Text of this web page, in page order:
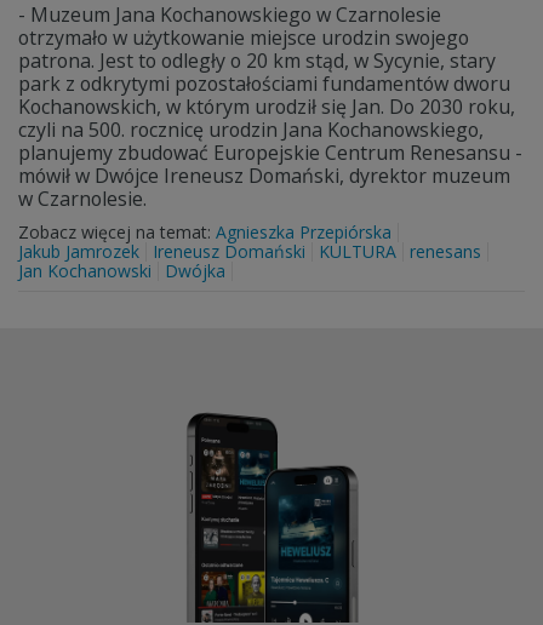
- Muzeum Jana Kochanowskiego w Czarnolesie
otrzymało w użytkowanie miejsce urodzin swojego
patrona. Jest to odległy o 20 km stąd, w Sycynie, stary
park z odkrytymi pozostałościami fundamentów dworu
Kochanowskich, w którym urodził się Jan. Do 2030 roku,
czyli na 500. rocznicę urodzin Jana Kochanowskiego,
planujemy zbudować Europejskie Centrum Renesansu -
mówił w Dwójce Ireneusz Domański, dyrektor muzeum
w Czarnolesie.
Zobacz więcej na temat: Agnieszka Przepiórska
Jakub Jamrozek
Ireneusz Domański KULTURA
renesans
Jan Kochanowski
Dwójka